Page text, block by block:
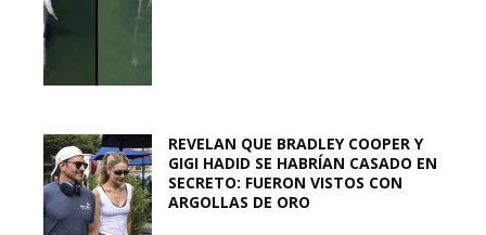
REVELAN QUE BRADLEY COOPER Y
GIGI HADID SE HABRÍAN CASADO EN
SECRETO: FUERON VISTOS CON
ARGOLLAS DE ORO